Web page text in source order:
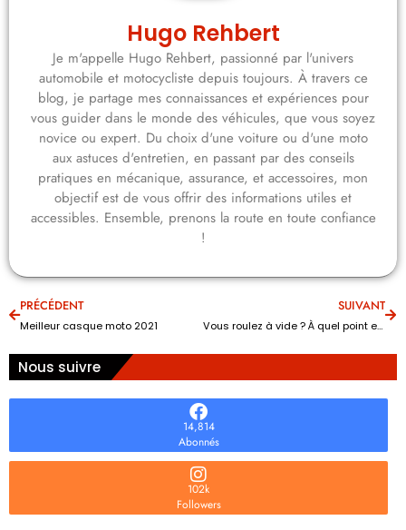
Hugo Rehbert
Je m'appelle Hugo Rehbert, passionné par l'univers
automobile et motocycliste depuis toujours. À travers ce
blog, je partage mes connaissances et expériences pour
vous guider dans le monde des véhicules, que vous soyez
novice ou expert. Du choix d'une voiture ou d'une moto
aux astuces d'entretien, en passant par des conseils
pratiques en mécanique, assurance, et accessoires, mon
objectif est de vous offrir des informations utiles et
accessibles. Ensemble, prenons la route en toute confiance
!
PRÉCÉDENT
Meilleur casque moto 2021
SUIVANT
Vous roulez à vide ? À quel point est-ce mauvais pour votre voiture ?
Nous suivre
14,814
Abonnés
102k
Followers